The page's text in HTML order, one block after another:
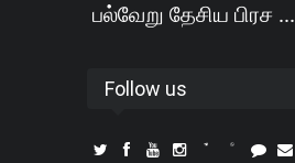
பல்வேறு தேசிய பிரச ...
Follow us